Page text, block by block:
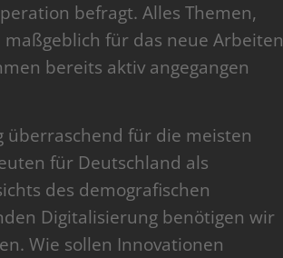
befragt. Alles Themen,
für das neue Arbeiten
bereits aktiv angegangen
überraschend für die meisten
für Deutschland als
des demografischen
Digitalisierung benötigen wir
Wie sollen Innovationen